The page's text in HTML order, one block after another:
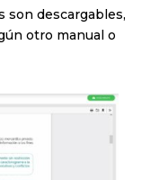
son descargables,
otro manual o